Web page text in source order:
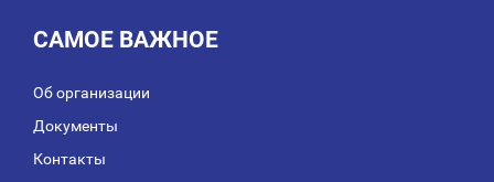
САМОЕ ВАЖНОЕ
Об организации
Документы
Контакты